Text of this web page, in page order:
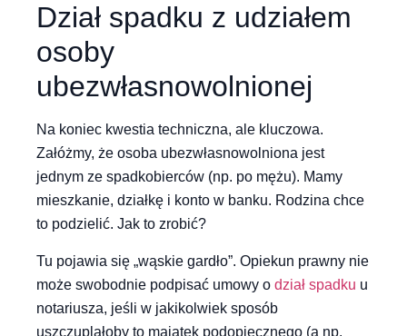
Dział spadku z udziałem
osoby
ubezwłasnowolnionej
Na koniec kwestia techniczna, ale kluczowa.
Załóżmy, że osoba ubezwłasnowolniona jest
jednym ze spadkobierców (np. po mężu). Mamy
mieszkanie, działkę i konto w banku. Rodzina chce
to podzielić. Jak to zrobić?
Tu pojawia się „wąskie gardło”. Opiekun prawny nie
może swobodnie podpisać umowy o dział spadku u
notariusza, jeśli w jakikolwiek sposób
uszczuplałoby to majątek podopiecznego (a np.